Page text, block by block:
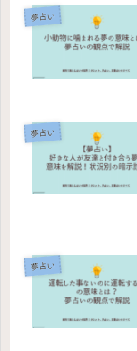
夢占い
夢占い
夢占い